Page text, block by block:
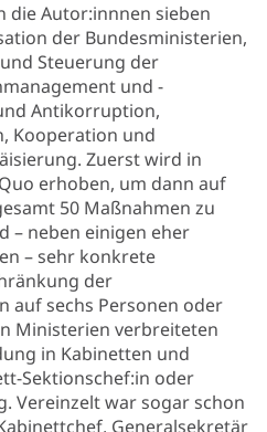
die Autor:innnen sieben
der Bundesministerien,
Steuerung der
und -
Antikorruption,
Kooperation und
Zuerst wird in
erhoben, um dann auf
50 Maßnahmen zu
– neben einigen eher
– sehr konkrete
der
auf sechs Personen oder
Ministerien verbreiteten
in Kabinetten und
Sektionschef:in oder
Vereinzelt war sogar schon
Generalsekretär